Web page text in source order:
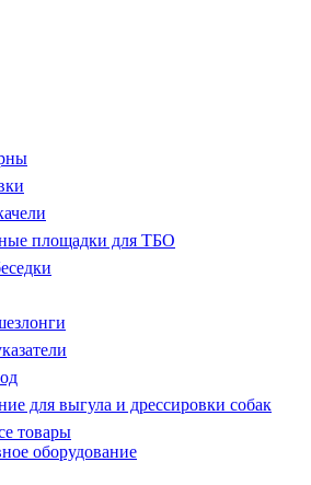
площадки для ТБО
для выгула и дрессировки собак
товары
оборудование